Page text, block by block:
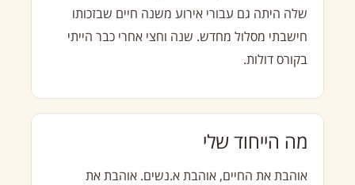
שלה היתה גם עבורי אירוע משנה חיים שבזכותו
חישבתי מסלול מחדש. שנה וחצי אחרי כבר הייתי
בקורס דולות.
מה הייחוד שלי
אוהבת את החיים, אוהבת א.נשים. אוהבת את